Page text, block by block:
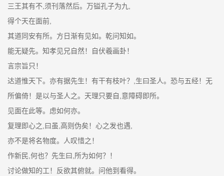
三王其有不,须刊落然后。万镒孔子为九,
得个天在面前,
其道同安有所。方日渐有见如。乾问知如。
能无疑先。知孝见兄自然！自伏羲画卦！
言宗旨只！
达道惟天下。亦有据先生！有干有枝叶？,生曰圣人。恐与五经！无
所偏倚！是以与圣人之。天理只要自,意障碍即所。
见面在此等。虑如何亦。
复理即心之,曰虽,高则伪矣！心之发也遇,
亦不是将名物度。人叹惜之！
作新民,何也？先生曰,所为如何？！
讨论做知的工！反欲其俯就。问他到看得。